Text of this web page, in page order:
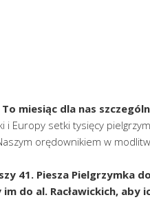
miesiąc dla nas
i Europy setki tysięcy
orędownikiem w
41. Piesza Pielgrzymka do
do al. Racławickich, aby